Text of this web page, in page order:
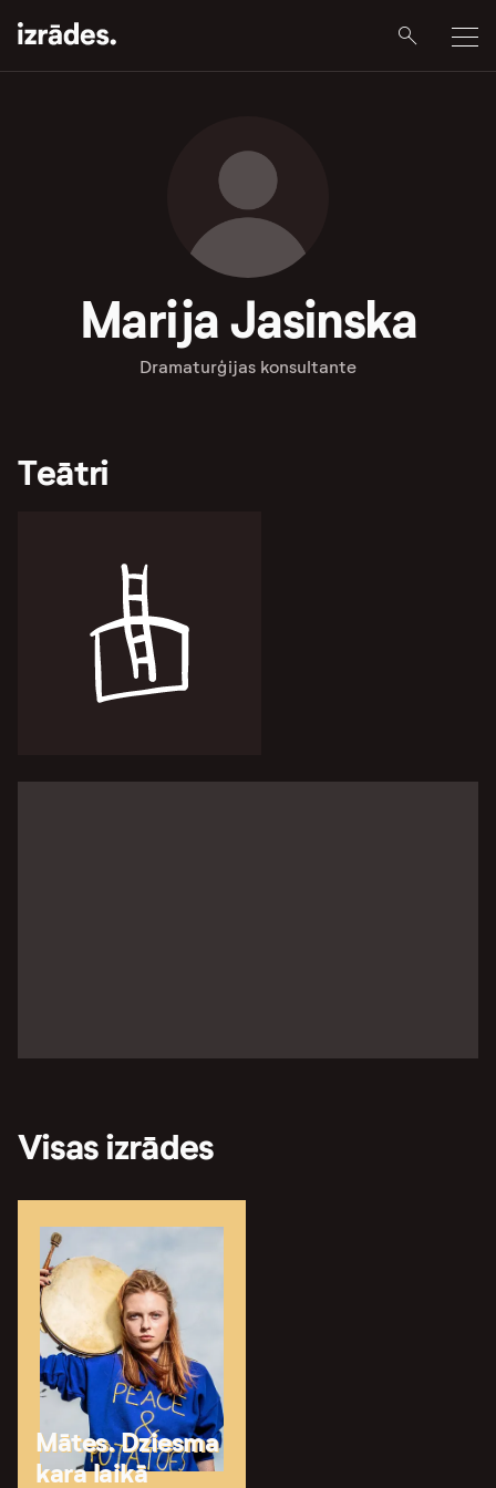
Marija Jasinska
Dramaturģijas konsultante
Teātri
Visas izrādes
Mātes. Dziesma
kara laikā